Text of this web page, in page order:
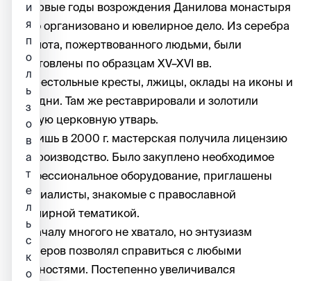
В первые годы возрождения Данилова монастыря
было организовано и ювелирное дело. Из серебра
и золота, пожертвованного людьми, были
изготовлены по образцам XV–XVI вв.
напрестольные кресты, лжицы, оклады на иконы и
складни. Там же реставрировали и золотили
старую церковную утварь.
Но лишь в 2000 г. мастерская получила лицензию
на производство. Было закуплено необходимое
профессиональное оборудование, приглашены
специалисты, знакомые с православной
ювелирной тематикой.
Поначалу многого не хватало, но энтузиазм
мастеров позволял справиться с любыми
трудностями. Постепенно увеличивался
и
я
п
о
л
ь
з
о
в
а
т
е
л
ь
с
к
о